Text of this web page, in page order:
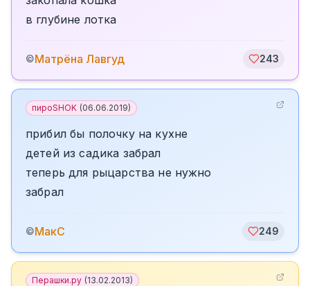
в глубине лотка
©Матрёна Лавгуд 243
пироSHOK (06.06.2019)
прибил бы полочку на кухне
детей из садика забрал
теперь для рыцарства не нужно
забрал
©МакС 249
Перашки.ру (13.02.2013)